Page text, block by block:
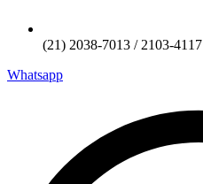
(21) 2038-7013 / 2103-4117
Whatsapp